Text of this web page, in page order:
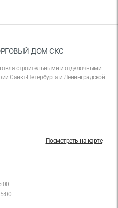
ДОМ СКС
строительными и отделочными
Санкт-Петербурга и Ленинградской
Посмотреть на карте